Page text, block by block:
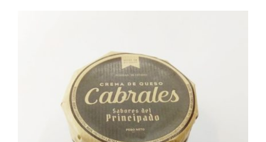
AÑADIR AL CARRITO
DETALLES